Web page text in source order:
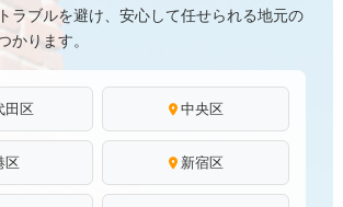
ラブルを避け、安心して任せられる地元の
かります。
田区 中央区
区 新宿区